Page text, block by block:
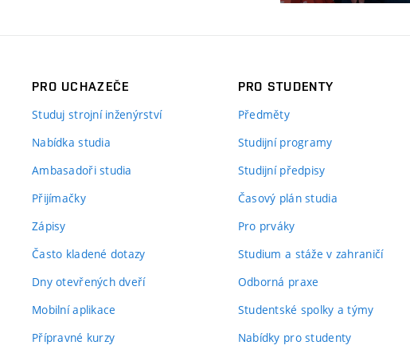
PRO UCHAZEČE
Studuj strojní inženýrství
Nabídka studia
Ambasadoři studia
Přijímačky
Zápisy
Často kladené dotazy
Dny otevřených dveří
Mobilní aplikace
Přípravné kurzy
PRO STUDENTY
Předměty
Studijní programy
Studijní předpisy
Časový plán studia
Pro prváky
Studium a stáže v zahraničí
Odborná praxe
Studentské spolky a týmy
Nabídky pro studenty